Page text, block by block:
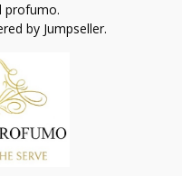
profumo.
by Jumpseller.